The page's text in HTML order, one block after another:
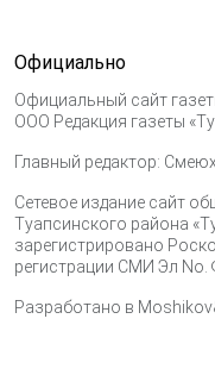
Официально
Официальный сайт
ООО Редакция газеты
Главный редактор:
Сетевое издание сайт
Туапсинского района
зарегистрировано
регистрации СМИ Эл No.
Разработано в